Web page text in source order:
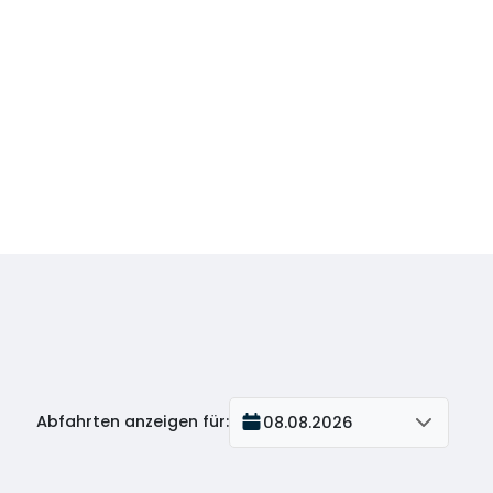
Abfahrten anzeigen für: 08.08.2026